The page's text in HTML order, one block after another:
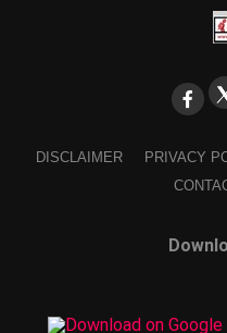
DISCLAIMER PRIVACY